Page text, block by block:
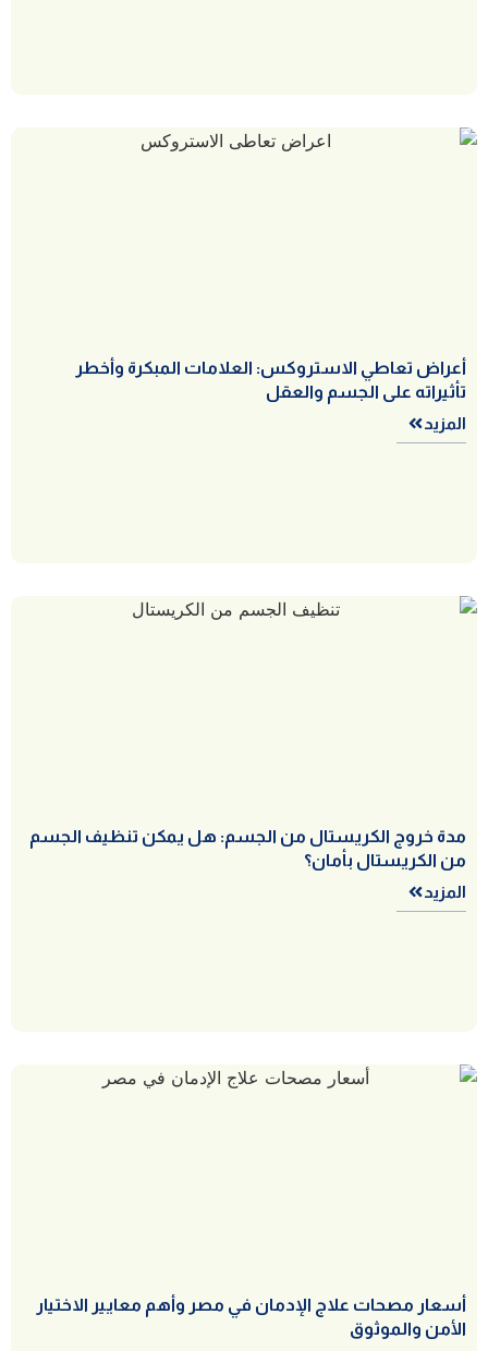
أعراض تعاطي الاستروكس: العلامات المبكرة وأخطر
تأثيراته على الجسم والعقل
المزيد
مدة خروج الكريستال من الجسم: هل يمكن تنظيف الجسم
من الكريستال بأمان؟
المزيد
أسعار مصحات علاج الإدمان في مصر وأهم معايير الاختيار
الأمن والموثوق